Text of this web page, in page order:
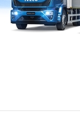
양자컴퓨팅 비즈니스·기술 입문 1-Day 워크샵 - 큐비트·양자 알고리듬·Qiskit 실습으로 이해하는 차세대